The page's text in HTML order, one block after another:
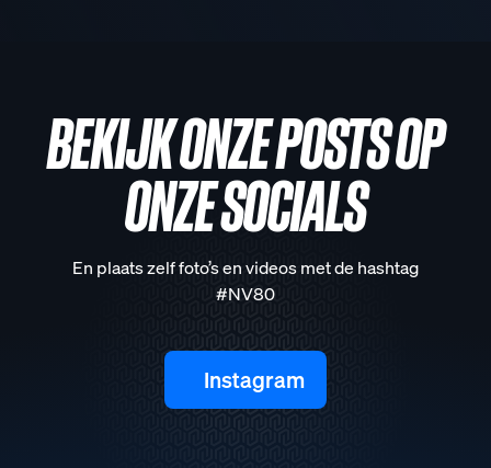
BEKIJK ONZE POSTS OP
ONZE SOCIALS
En plaats zelf foto’s en videos met de hashtag
#NV80
Instagram